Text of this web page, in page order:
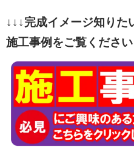
↓↓↓完成イメージ知り
施工事例をご覧ください